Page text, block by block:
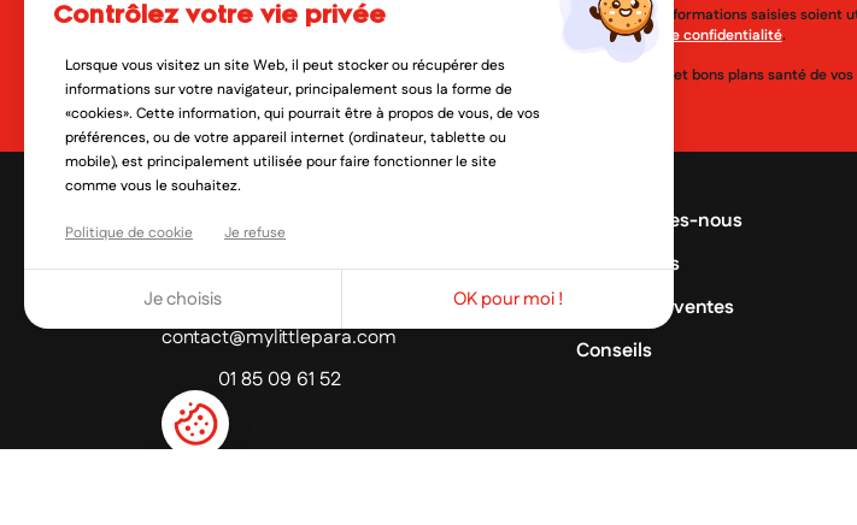
En soumettant ce formulaire, j'accepte que les informations saisies soient
politique de confidentialité.
Oui, je veux découvrir les nouveautés, réductions et bons plans santé de
contact@mylittlepara.com
01 85 09 61 52
Qui sommes-nous
Promotions
Meilleures ventes
Conseils
contrôlez votre vie privée
Lorsque vous visitez un site Web, il peut stocker ou récupérer des
informations sur votre navigateur, principalement sous la forme de
«cookies». Cette information, qui pourrait être à propos de vous, de vos
préférences, ou de votre appareil internet (ordinateur, tablette ou
mobile), est principalement utilisée pour faire fonctionner le site
comme vous le souhaitez.
Politique de cookie Je refuse
Je choisis OK pour moi !